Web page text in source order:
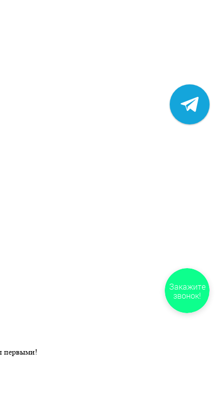
первыми!
Закажите
звонок!